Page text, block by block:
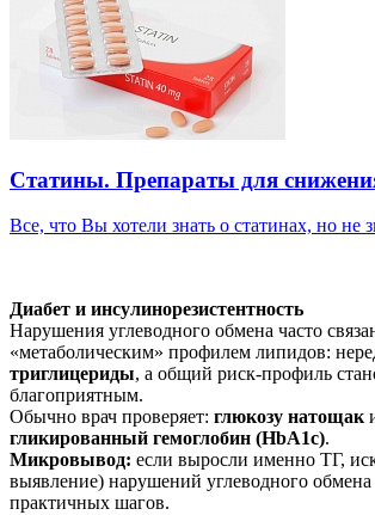
Статины. Препараты для
Все, что Вы хотели знать о статинах, но не
Диабет и инсулинорезистентность
Нарушения углеводного обмена часто
«метаболическим» профилем липидов:
триглицериды, а общий риск-профиль
благоприятным.
Обычно врач проверяет: глюкозу натощак
гликированный гемоглобин (HbA1c).
Микровывод: если выросли именно ТГ,
выявление) нарушений углеводного
практичных шагов.